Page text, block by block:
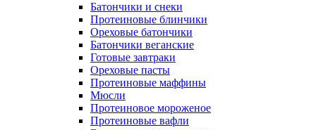
Батончики и снеки
Протеиновые блинчики
Ореховые батончики
Батончики веганские
Готовые завтраки
Ореховые пасты
Протеиновые маффины
Мюсли
Протеиновое мороженое
Протеиновые вафли